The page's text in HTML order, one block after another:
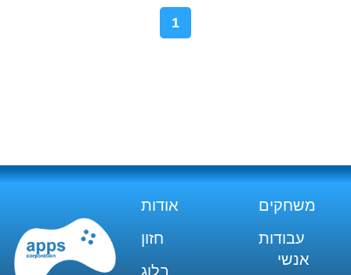
1
אודות
משחקים
חזון
עבודות
בלוג
אנשי